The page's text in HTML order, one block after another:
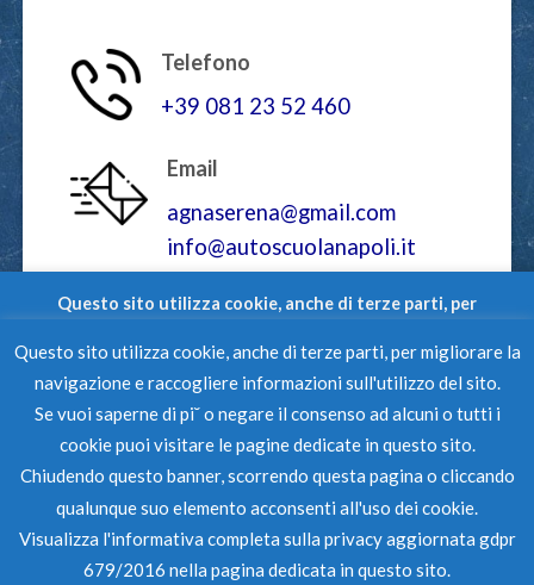
Telefono
+39 081 23 52 460
Email
agnaserena@gmail.com
info@autoscuolanapoli.it
Autoscuola Serena Agenzia
Pratiche Auto © 2026Tutti i
diritti riservati - Partita Iva
06319481211
Powered byQomunica
COOKIE POLICY GDPR POLICY
Questo sito utilizza cookie, anche di terze parti, per migliorare la
navigazione e raccogliere informazioni sull'utilizzo del sito.
Se vuoi saperne di pi˘ o negare il consenso ad alcuni o tutti i
cookie puoi visitare le pagine dedicate in questo sito.
Chiudendo questo banner, scorrendo questa pagina o cliccando
qualunque suo elemento acconsenti all'uso dei cookie.
Visualizza l'informativa completa sulla privacy aggiornata gdpr
679/2016 nella pagina dedicata in questo sito.
Questo sito utilizza cookie, anche di terze parti, per
sull'utilizzo del sito.
Se vuoi saperne di pi˘ o negare il consenso ad alcuni o tutti i
cookie puoi visitare le pagine dedicate in questo sito.
Chiudendo questo banner, scorrendo questa pagina o
cliccando qualunque suo elemento acconsenti all'uso dei
Visualizza l'informativa completa sulla privacy aggiornata
gdpr 679/2016 nella pagina dedicata in questo sito.